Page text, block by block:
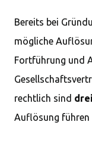
Bereits bei
mögliche
Fortführung und
rechtlich sind
Auflösung führen